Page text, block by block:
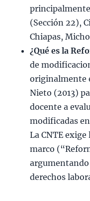
principalmente
(Sección 22),
Chiapas,
¿Qué es la
de
originalmente
Nieto (2013)
docente a
modificadas
La CNTE
marco
derechos